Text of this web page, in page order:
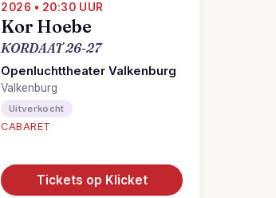
2026 • 20:30 UUR
Kor Hoebe
KORDAAT 26-27
Openluchttheater Valkenburg
Valkenburg
Uitverkocht
CABARET
Tickets op Klicket